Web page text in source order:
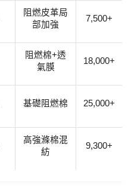
阻燃皮革局
部加強
7,500+
阻燃棉+透
氣膜
18,000+
基礎阻燃棉 25,000+
高強滌棉混
紡
9,300+